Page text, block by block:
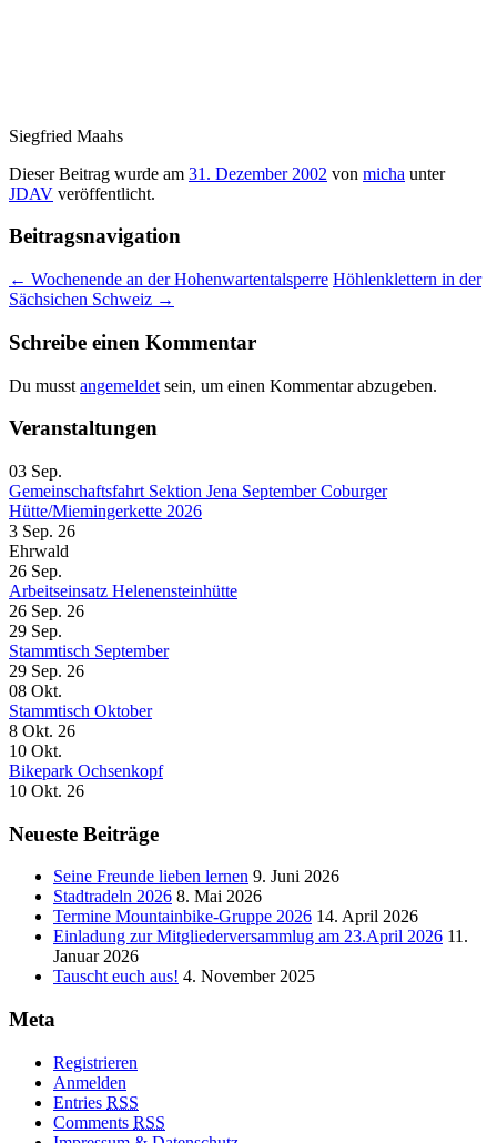
Siegfried Maahs
Dieser Beitrag wurde am 31. Dezember 2002 von micha unter
JDAV veröffentlicht.
Beitragsnavigation
← Wochenende an der Hohenwartentalsperre Höhlenklettern in der
Sächsichen Schweiz →
Schreibe einen Kommentar
Du musst angemeldet sein, um einen Kommentar abzugeben.
Veranstaltungen
03 Sep.
Gemeinschaftsfahrt Sektion Jena September Coburger
Hütte/Miemingerkette 2026
3 Sep. 26
Ehrwald
26 Sep.
Arbeitseinsatz Helenensteinhütte
26 Sep. 26
29 Sep.
Stammtisch September
29 Sep. 26
08 Okt.
Stammtisch Oktober
8 Okt. 26
10 Okt.
Bikepark Ochsenkopf
10 Okt. 26
Neueste Beiträge
Seine Freunde lieben lernen 9. Juni 2026
Stadtradeln 2026 8. Mai 2026
Termine Mountainbike-Gruppe 2026 14. April 2026
Einladung zur Mitgliederversammlug am 23.April 2026 11.
Januar 2026
Tauscht euch aus! 4. November 2025
Meta
Registrieren
Anmelden
Entries RSS
Comments RSS